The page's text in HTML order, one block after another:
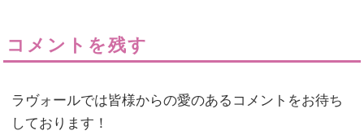
コメントを残す
ラヴォールでは皆様からの愛のあるコメントをお待ち
しております！